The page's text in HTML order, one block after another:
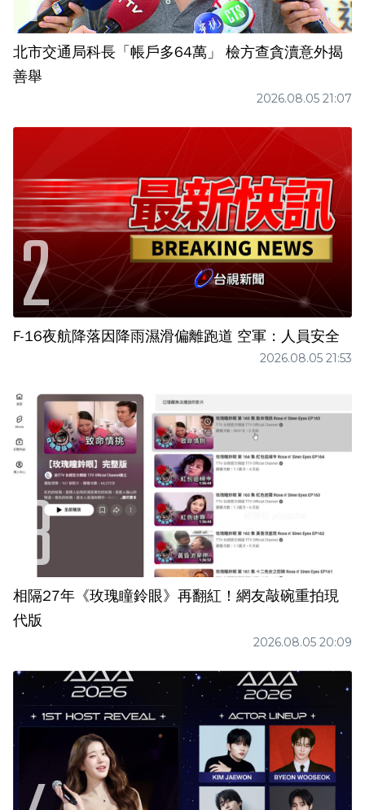
北市交通局科長「帳戶多64萬」 檢方查貪瀆意外揭
善舉
2026.08.05 21:07
F-16夜航降落因降雨濕滑偏離跑道 空軍：人員安全
2026.08.05 21:53
相隔27年《玫瑰瞳鈴眼》再翻紅！網友敲碗重拍現
代版
2026.08.05 20:09